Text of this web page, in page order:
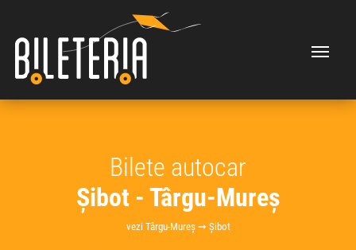
Bilete autocar
Șibot - Târgu-Mureș
vezi Târgu-Mureș ➞ Șibot